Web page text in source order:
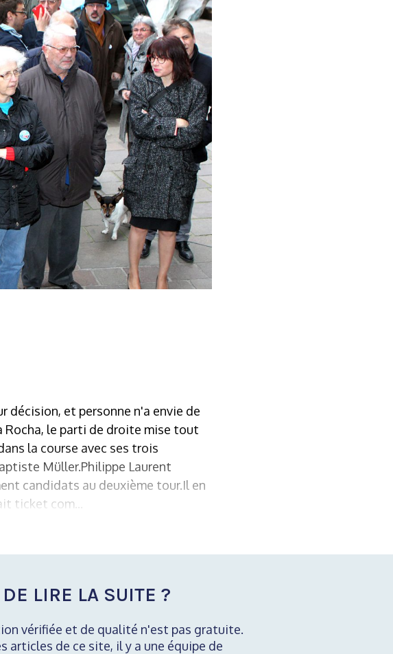
décision, et personne n'a envie de
Rocha, le parti de droite mise tout
la course avec ses trois
Müller.Philippe Laurent
candidats au deuxième tour.Il en
ticket com...
LIRE LA SUITE ?
vérifiée et de qualité n'est pas gratuite.
articles de ce site, il y a une équipe de